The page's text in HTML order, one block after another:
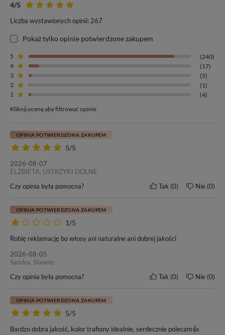
4/5
Liczba wystawionych opinii: 267
Pokaż tylko opinie potwierdzone zakupem
5
(240)
4
(17)
3
(5)
2
(1)
1
(4)
Kliknij ocenę aby filtrować opinie
5/5
OPINIA POTWIERDZONA ZAKUPEM
2026-08-07
ELŻBIETA, USTRZYKI DOLNE
Czy opinia była pomocna?
Tak 0 Nie 0
1/5
OPINIA POTWIERDZONA ZAKUPEM
Robię reklamację bo włosy ani naturalne ani dobrej jakości
2026-08-05
Sandra, Sławno
Czy opinia była pomocna?
Tak 0 Nie 0
5/5
OPINIA POTWIERDZONA ZAKUPEM
Bardzo dobra jakość, kolor trafiony idealnie, serdecznie polecam👍